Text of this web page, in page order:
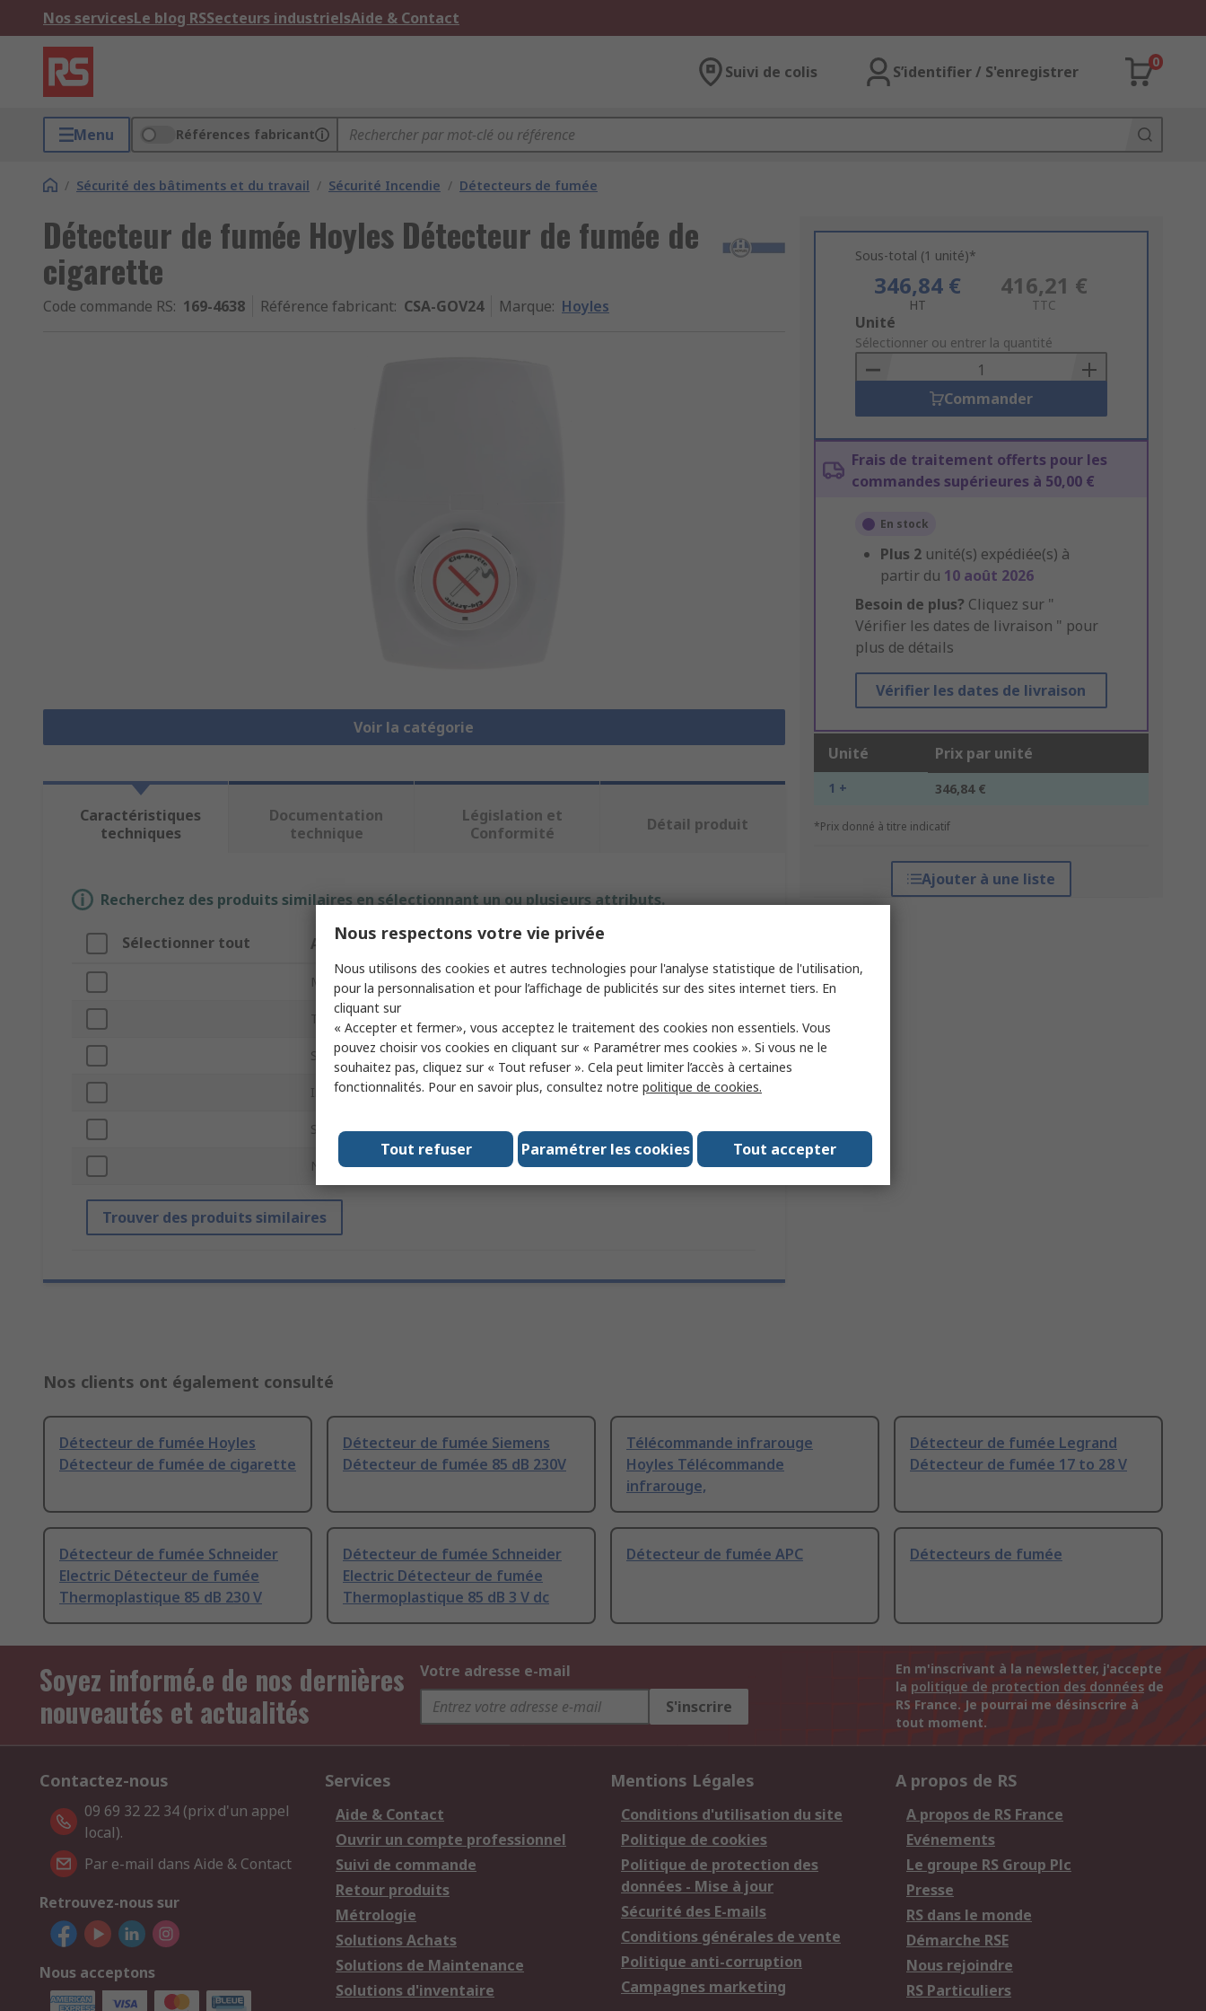
Nos servicesLe blog RSSecteurs industrielsAide & Contact
Suivi de colis S’identifier / S'enregistrer
0
Menu Références fabricant
/ Sécurité des bâtiments et du travail / Sécurité Incendie / Détecteurs de fumée
Détecteur de fumée Hoyles Détecteur de fumée de
cigarette
Code commande RS: 169-4638 Référence fabricant: CSA-GOV24 Marque: Hoyles
Voir la catégorie
Sous-total (1 unité)*
346,84 €
HT
416,21 €
TTC
Add
to
Basket
Unité
Sélectionner ou entrer la quantité
Commander
Frais de traitement offerts pour les
commandes supérieures à 50,00 €
En stock
Plus 2 unité(s) expédiée(s) à
partir du 10 août 2026
Besoin de plus? Cliquez sur "
Vérifier les dates de livraison " pour
plus de détails
Vérifier les dates de livraison
Unité Prix par unité
1 + 346,84 €
*Prix donné à titre indicatif
Ajouter à une liste
Caractéristiques
techniques
Documentation
technique
Législation et
Conformité
Détail produit
Recherchez des produits similaires en sélectionnant un ou plusieurs attributs.
Sélectionner tout Attribut Valeur
Marque Hoyles
Type de produit Détecteur de fumée
Sous type Détecteur de fumée de cigarette
Indicateur de puissance Non
Source d'alimentation Batterie
Normes/homologations No
Trouver des produits similaires
Nos clients ont également consulté
Détecteur de fumée Hoyles
Détecteur de fumée de cigarette
Détecteur de fumée Siemens
Détecteur de fumée 85 dB 230V
Télécommande infrarouge
Hoyles Télécommande
infrarouge,
Détecteur de fumée Legrand
Détecteur de fumée 17 to 28 V
Détecteur de fumée Schneider
Electric Détecteur de fumée
Thermoplastique 85 dB 230 V
Détecteur de fumée Schneider
Electric Détecteur de fumée
Thermoplastique 85 dB 3 V dc
Détecteur de fumée APC Détecteurs de fumée
Soyez informé.e de nos dernières
nouveautés et actualités
Votre adresse e-mail
S'inscrire
En m'inscrivant à la newsletter, j'accepte
la politique de protection des données de
RS France. Je pourrai me désinscrire à
tout moment.
Contactez-nous
09 69 32 22 34 (prix d'un appel
local).
Par e-mail dans Aide & Contact
Retrouvez-nous sur
Nous acceptons
Services
Aide & Contact
Ouvrir un compte professionnel
Suivi de commande
Retour produits
Métrologie
Solutions Achats
Solutions de Maintenance
Solutions d'inventaire
Mentions Légales
Conditions d'utilisation du site
Politique de cookies
Politique de protection des
données - Mise à jour
Sécurité des E-mails
Conditions générales de vente
Politique anti-corruption
Campagnes marketing
A propos de RS
A propos de RS France
Evénements
Le groupe RS Group Plc
Presse
RS dans le monde
Démarche RSE
Nous rejoindre
RS Particuliers
Nous respectons votre vie privée
Nous utilisons des cookies et autres technologies pour l'analyse statistique de l'utilisation,
pour la personnalisation et pour l’affichage de publicités sur des sites internet tiers. En
cliquant sur
« Accepter et fermer», vous acceptez le traitement des cookies non essentiels. Vous
pouvez choisir vos cookies en cliquant sur « Paramétrer mes cookies ». Si vous ne le
souhaitez pas, cliquez sur « Tout refuser ». Cela peut limiter l’accès à certaines
fonctionnalités. Pour en savoir plus, consultez notre politique de cookies.
Tout accepter
Paramétrer les cookies
Tout refuser